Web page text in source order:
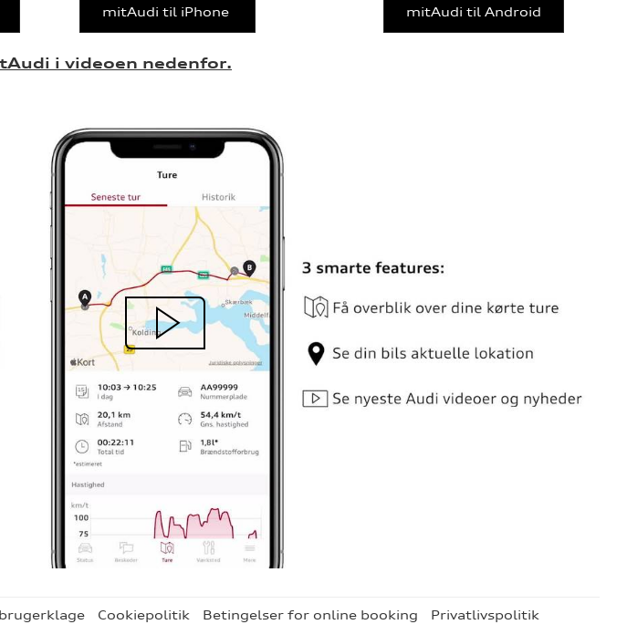
mitAudi til iPhone mitAudi til Android
i videoen nedenfor.
Cookiepolitik Betingelser for online booking
Privatlivspolitik